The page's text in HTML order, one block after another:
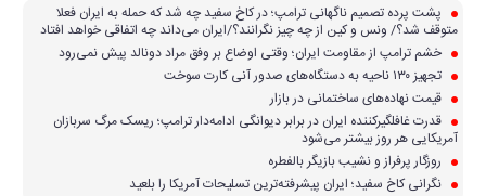
پشت پرده تصمیم ناگهانی ترامپ؛ در کاخ سفید چه شد که حمله به ایران فعلا
متوقف شد؟/ ونس و کین از چه چیز نگرانند؟/ایران می‌داند چه اتفاقی خواهد افتاد
خشم ترامپ از مقاومت ایران؛ وقتی اوضاع بر وفق مراد دونالد پیش نمی‌رود
تجهیز ۱۳۰ ناحیه به دستگاه‌های صدور آنی کارت سوخت
قیمت نهاده‌های ساختمانی در بازار
قدرت غافلگیرکننده ایران در برابر دیوانگی ادامه‌دار ترامپ؛ ریسک مرگ سربازان
آمریکایی هر روز بیشتر می‌شود
روزگار پرفراز و نشیب بازیگر بالفطره
نگرانی کاخ سفید؛ ایران پیشرفته‌ترین تسلیحات آمریکا را بلعید